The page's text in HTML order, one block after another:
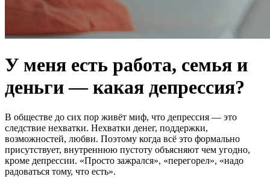
У меня есть работа, семья и
деньги — какая депрессия?
В обществе до сих пор живёт миф, что депрессия — это
следствие нехватки. Нехватки денег, поддержки,
возможностей, любви. Поэтому когда всё это формально
присутствует, внутреннюю пустоту объясняют чем угодно,
кроме депрессии. «Просто зажрался», «перегорел», «надо
радоваться тому, что есть».